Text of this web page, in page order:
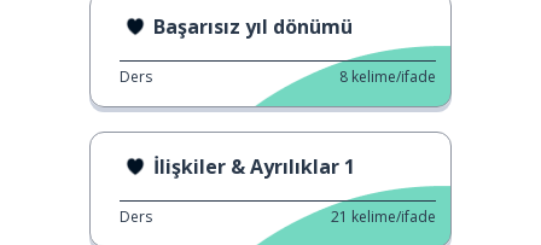
Başarısız yıl dönümü
Ders 8 kelime/ifade
İlişkiler & Ayrılıklar 1
Ders 21 kelime/ifade